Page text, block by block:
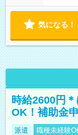
気になる！
時給2600円
OK！補助金
派遣 職種未経験